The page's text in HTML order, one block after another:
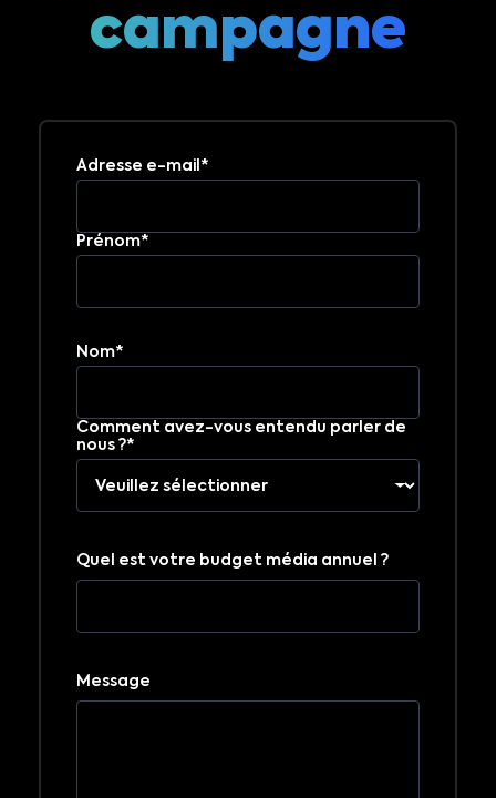
campagne
Adresse e-mail*
Prénom*
Nom*
Comment avez-vous entendu parler de
nous ?*
Quel est votre budget média annuel ?
Message